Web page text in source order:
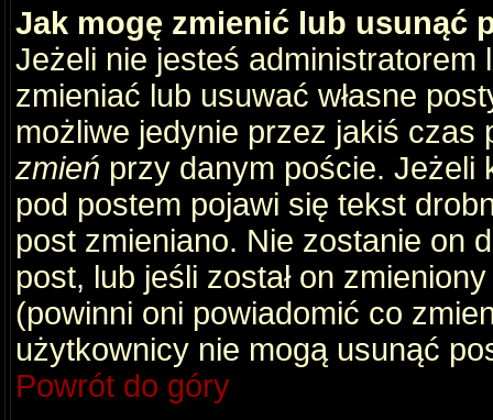
Jak mogę zmienić lub usunąć
Jeżeli nie jesteś
zmieniać lub usuwać własne
możliwe jedynie przez jakiś
zmień przy danym poście. Jeżeli
pod postem pojawi się tekst
post zmieniano. Nie zostanie on
post, lub jeśli został on
(powinni oni powiadomić co
użytkownicy nie mogą usunąć
Powrót do góry